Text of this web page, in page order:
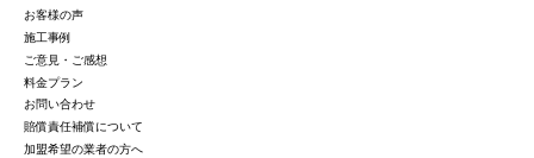
お客様の声
施工事例
ご意見・ご感想
料金プラン
お問い合わせ
賠償責任補償について
加盟希望の業者の方へ